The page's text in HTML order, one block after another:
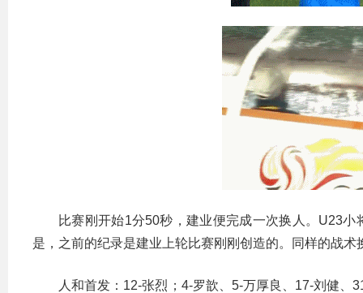
比赛刚开始1分50秒，建业便完成一次换人。U23
是，之前的纪录是建业上轮比赛刚刚创造的。同样的战
人和首发：12-张烈；4-罗歆、5-万厚良、17-刘健